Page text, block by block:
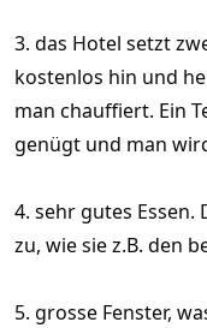
3. das Hotel setzt
kostenlos hin und
man chauffiert. Ein
genügt und man
4. sehr gutes
zu, wie sie z.B. den
5. grosse Fenster,